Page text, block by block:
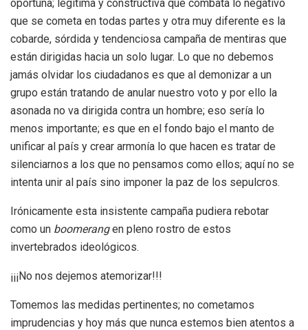
oportuna; legítima y constructiva que combata lo negativo
que se cometa en todas partes y otra muy diferente es la
cobarde, sórdida y tendenciosa campaña de mentiras que
están dirigidas hacia un solo lugar. Lo que no debemos
jamás olvidar los ciudadanos es que al demonizar a un
grupo están tratando de anular nuestro voto y por ello la
asonada no va dirigida contra un hombre; eso sería lo
menos importante; es que en el fondo bajo el manto de
unificar al país y crear armonía lo que hacen es tratar de
silenciarnos a los que no pensamos como ellos; aquí no se
intenta unir al país sino imponer la paz de los sepulcros.
Irónicamente esta insistente campaña pudiera rebotar
como un boomerangen pleno rostro de estos
invertebrados ideológicos.
¡¡¡No nos dejemos atemorizar!!!
Tomemos las medidas pertinentes; no cometamos
imprudencias y hoy más que nunca estemos bien atentos a